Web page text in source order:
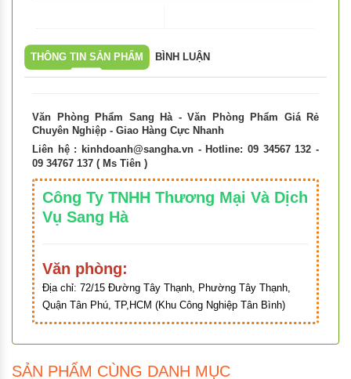
THÔNG TIN SẢN PHẨM BÌNH LUẬN
Văn Phòng Phẩm Sang Hà - Văn Phòng Phẩm Giá Rẻ
Chuyên Nghiệp - Giao Hàng Cực Nhanh
Liên hệ : kinhdoanh@sangha.vn - Hotline: 09 34567 132 -
09 34767 137 ( Ms Tiên )
Công Ty TNHH Thương Mại Và Dịch
Vụ Sang Hà
Văn phòng:
Địa chỉ: 72/15 Đường Tây Thạnh, Phường Tây Thạnh,
Quận Tân Phú, TP,HCM (Khu Công Nghiệp Tân Bình)
SẢN PHẨM CÙNG DANH MỤC